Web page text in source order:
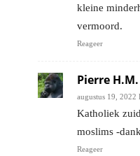
kleine
vermoord.
Reageer
Pierre
augustus 19, 2022
Katholiek
moslims -
Reageer